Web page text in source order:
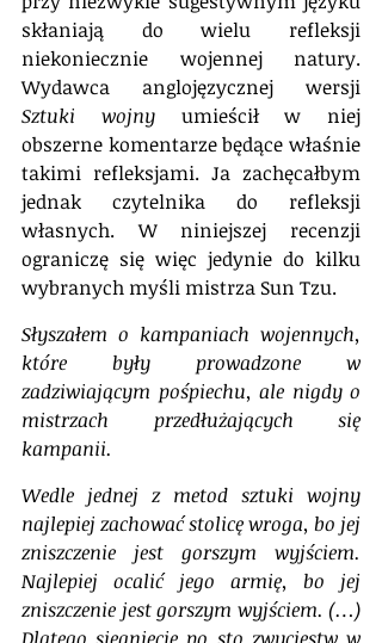
skłaniają do wielu refleksji
niekoniecznie wojennej natury.
Sztuki wojny umieścił w niej
obszerne komentarze będące właśnie
takimi refleksjami. Ja zachęcałbym
jednak czytelnika do refleksji
własnych. W niniejszej recenzji
ograniczę się więc jedynie do kilku
wybranych myśli mistrza Sun Tzu.
Słyszałem o kampaniach wojennych,
które były prowadzone w
zadziwiającym pośpiechu, ale nigdy o
mistrzach przedłużających się
kampanii.
Wedle jednej z metod sztuki wojny
najlepiej zachować stolicę wroga, bo jej
zniszczenie jest gorszym wyjściem.
Najlepiej ocalić jego armię, bo jej
zniszczenie jest gorszym wyjściem. (…)